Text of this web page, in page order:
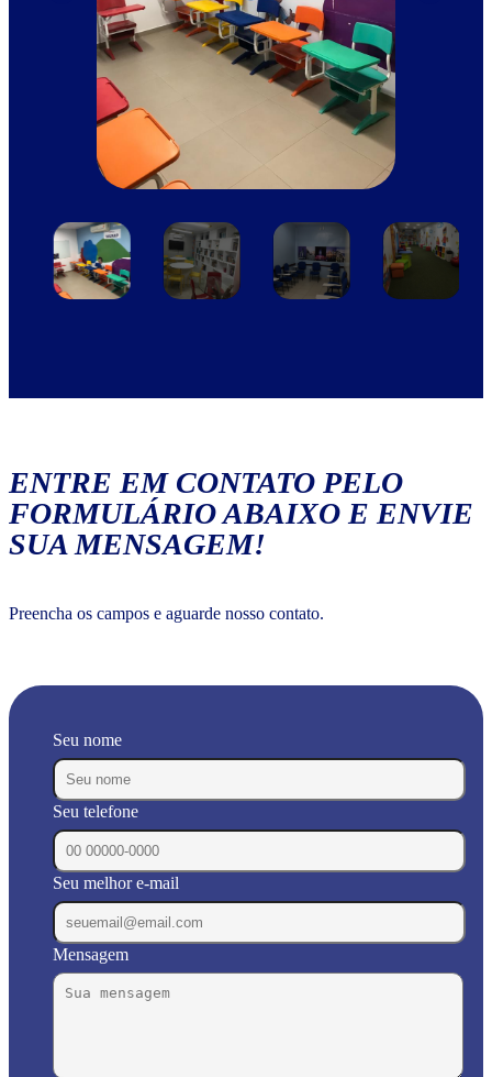
ENTRE EM CONTATO PELO
FORMULÁRIO ABAIXO E ENVIE
SUA MENSAGEM!
Preencha os campos e aguarde nosso contato.
Seu nome
Seu telefone
Seu melhor e-mail
Mensagem